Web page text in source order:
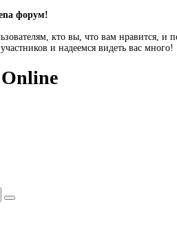
форум!
кто вы, что вам нравится, и
и надеемся видеть вас много!